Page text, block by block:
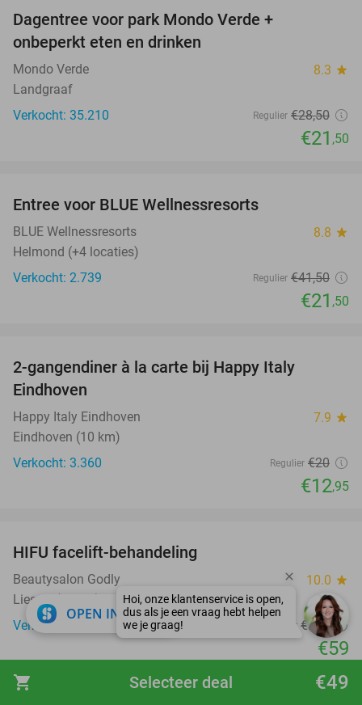
shopping_cart €49
Selecteer deal
Dagentree voor park Mondo Verde +
onbeperkt eten en drinken
Mondo Verde 8.3 star
Landgraaf
Verkocht: 35.210
Regulier €28,50
€21 ,50
Entree voor BLUE Wellnessresorts
BLUE Wellnessresorts 8.8 star
Helmond (+4 locaties)
Verkocht: 2.739
Regulier €41,50
€21 ,50
2-gangendiner à la carte bij Happy Italy
Eindhoven
Happy Italy Eindhoven 7.9 star
Eindhoven (10 km)
Verkocht: 3.360
Regulier €20
€12,95
HIFU facelift-behandeling
Beautysalon Godly 10.0 star
Liessel (10 km)
Verkocht: 23
Regulier €185
€59
favorite_border
OPEN IN APP close